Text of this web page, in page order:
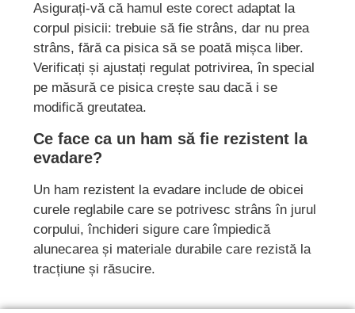
Asigurați-vă că hamul este corect adaptat la
corpul pisicii: trebuie să fie strâns, dar nu prea
strâns, fără ca pisica să se poată mișca liber.
Verificați și ajustați regulat potrivirea, în special
pe măsură ce pisica crește sau dacă i se
modifică greutatea.
Ce face ca un ham să fie rezistent la
evadare?
Un ham rezistent la evadare include de obicei
curele reglabile care se potrivesc strâns în jurul
corpului, închideri sigure care împiedică
alunecarea și materiale durabile care rezistă la
tracțiune și răsucire.